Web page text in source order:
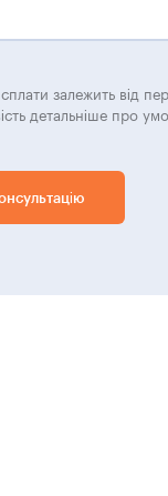
залежить від
детальніше про